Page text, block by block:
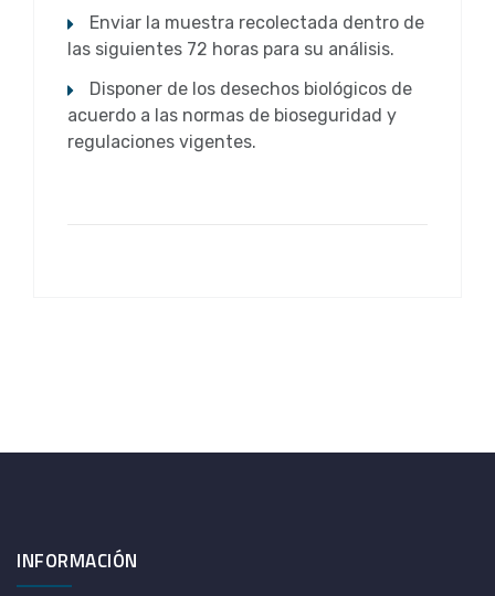
Enviar la muestra recolectada dentro de
las siguientes 72 horas para su análisis.
Disponer de los desechos biológicos de
acuerdo a las normas de bioseguridad y
regulaciones vigentes.
INFORMACIÓN